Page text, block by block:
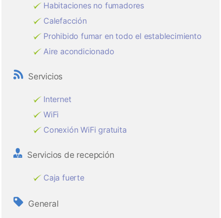
Habitaciones no fumadores
Calefacción
Prohibido fumar en todo el establecimiento
Aire acondicionado
Servicios
Internet
WiFi
Conexión WiFi gratuita
Servicios de recepción
Caja fuerte
General